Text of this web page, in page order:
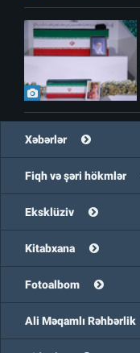
Xəbərlər
Fiqh və şəri hökmlər
Eksklüziv
Kitabxana
Fotoalbom
Ali Məqamlı Rəhbərlik